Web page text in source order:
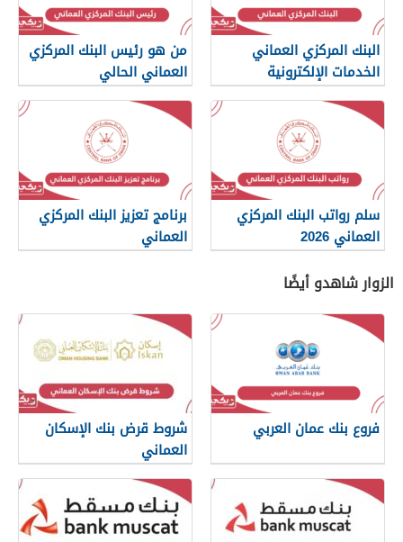
البنك المركزي العماني
الخدمات الإلكترونية
من هو رئيس البنك المركزي
العماني الحالي
سلم رواتب البنك المركزي
العماني 2026
برنامج تعزيز البنك المركزي
العماني
الزوار شاهدو أيضًا
فروع بنك عمان العربي
شروط قرض بنك الإسكان
العماني